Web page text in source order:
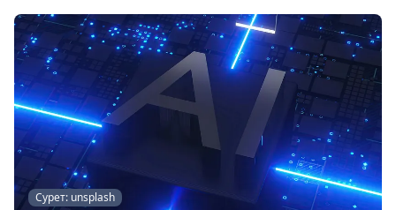
Сурет: unsplash